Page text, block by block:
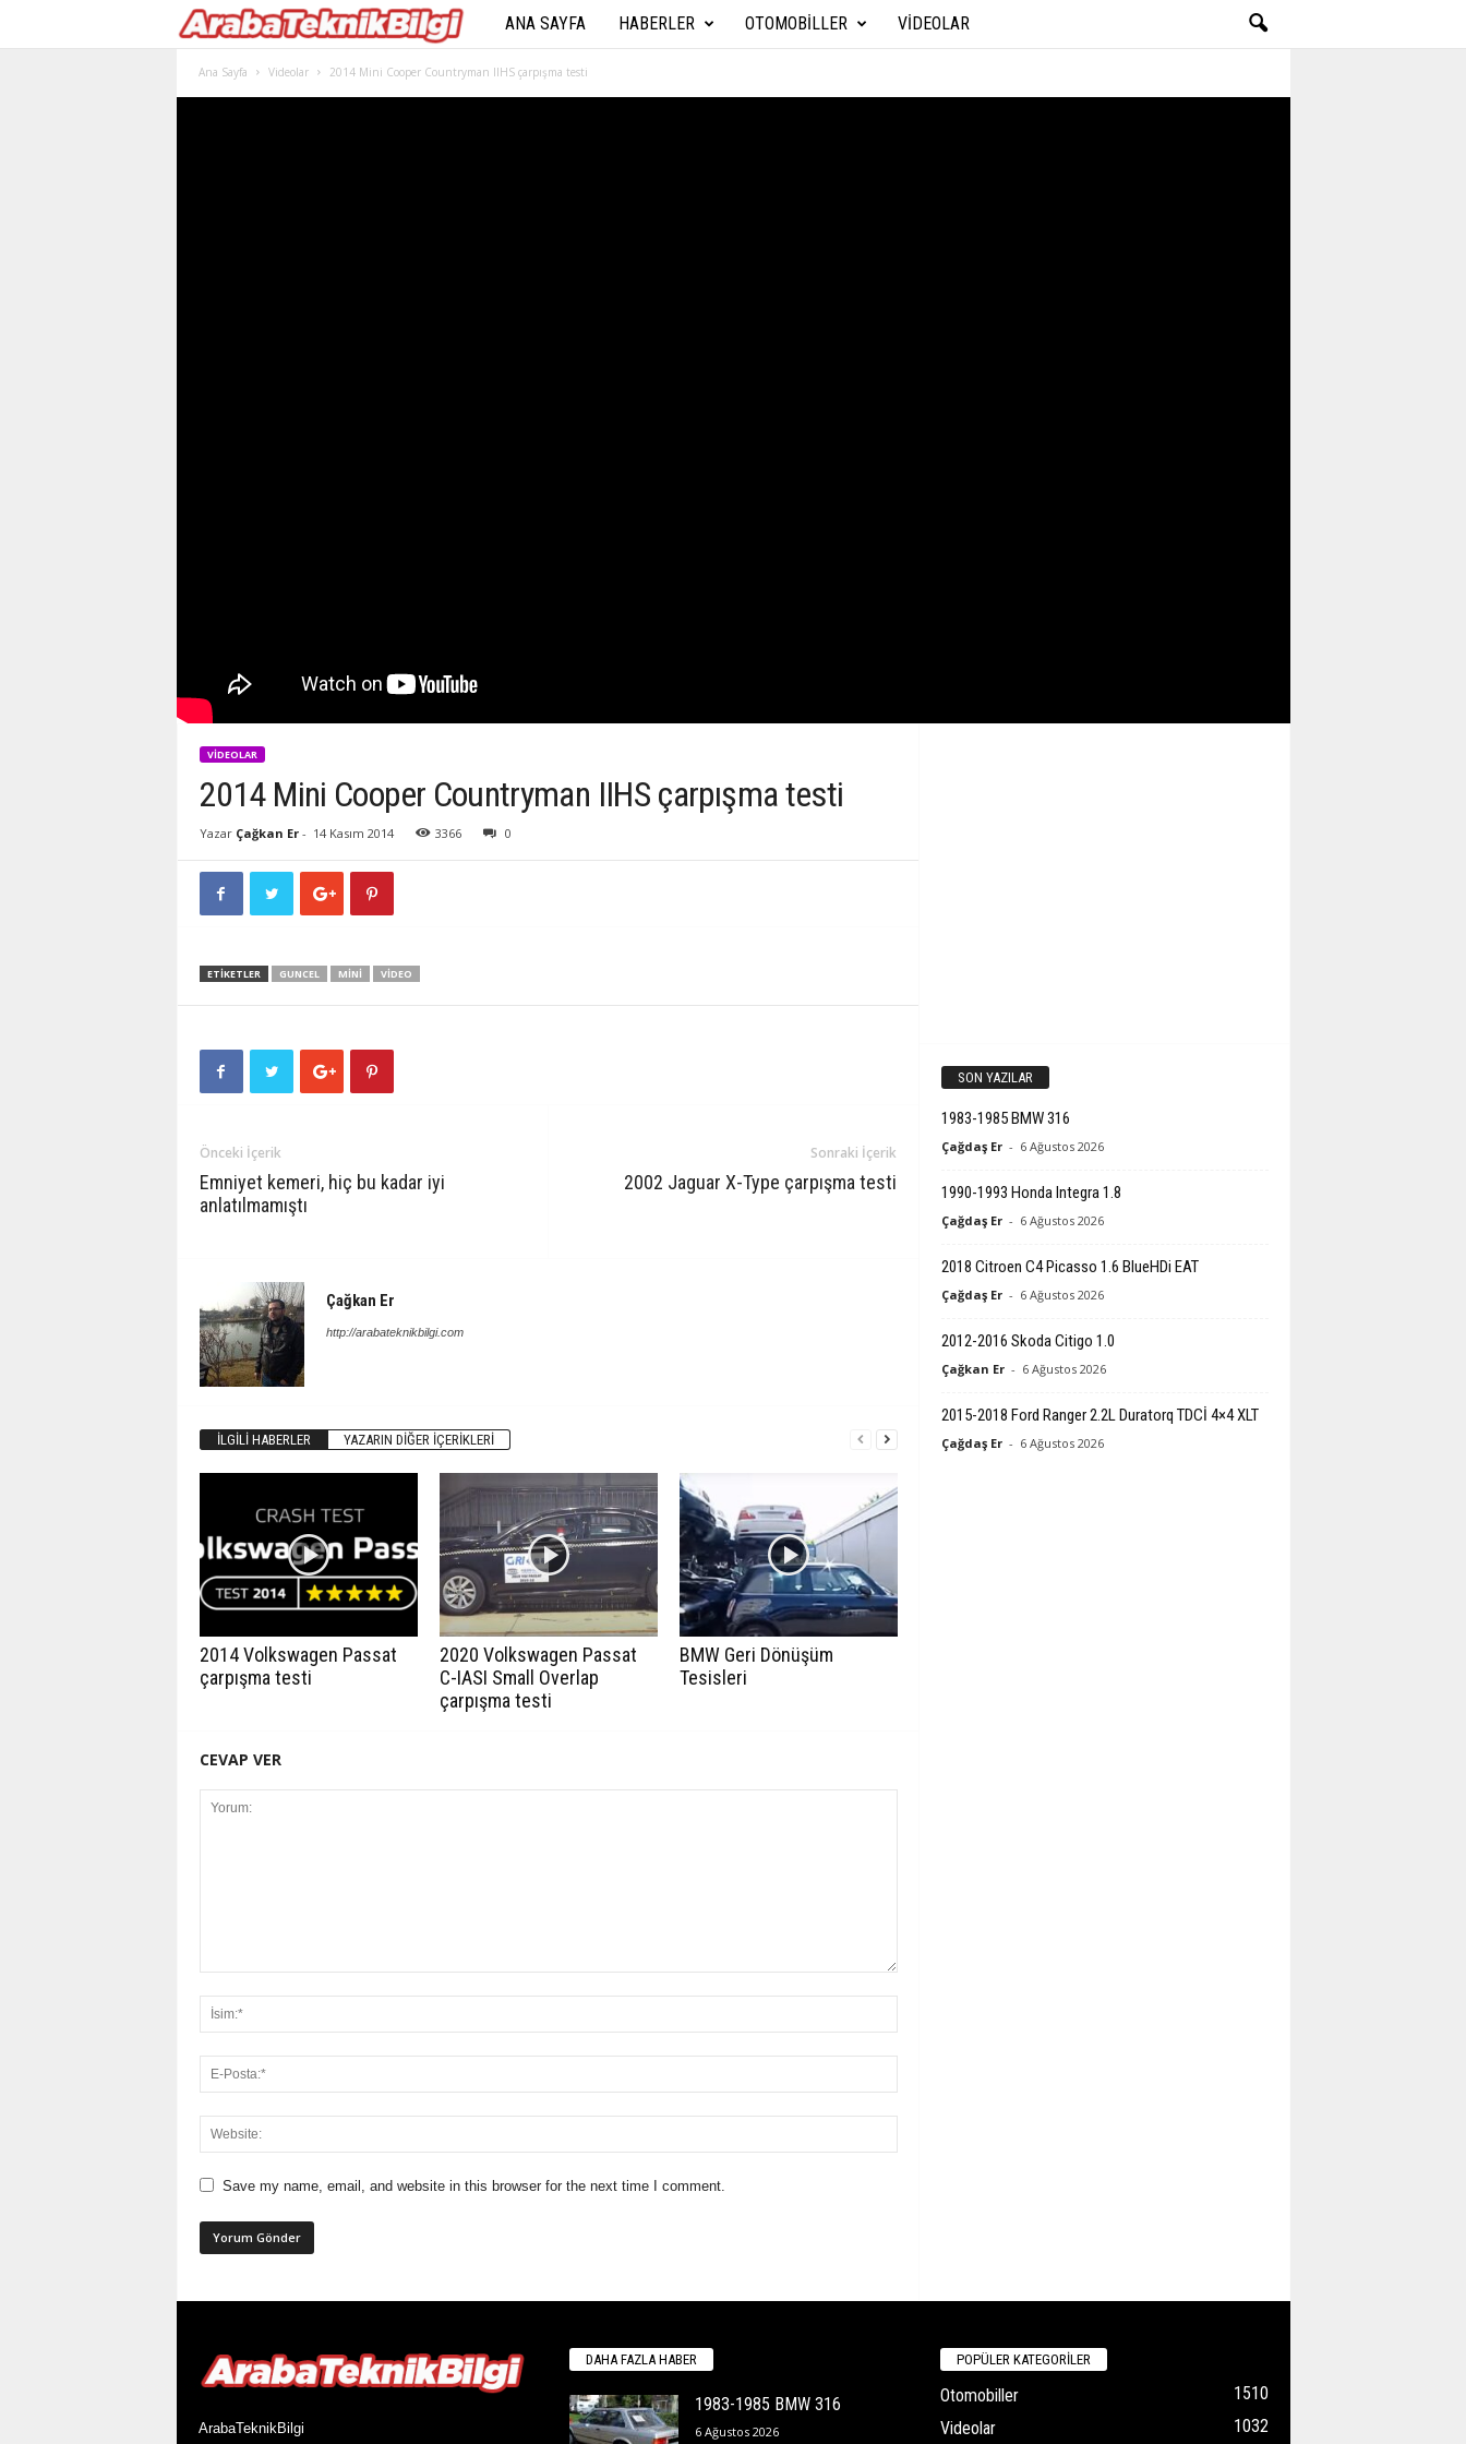
r
ANA SAYFA HABERLER OTOMOBILLER VIDEOLAR
Ana Sayfa Videolar 2014 Mini Cooper Countryman IIHS çarpışma testi
VIDEOLAR
2014 Mini Cooper Countryman IIHS çarpışma testi
Yazar Çağkan Er- 14 Kasım 2014 3366 0
ETIKETLER GUNCEL MINI VIDEO
Önceki İçerik
Emniyet kemeri, hiç bu kadar iyi
anlatılmamıştı
Sonraki İçerik
2002 Jaguar X-Type çarpışma testi
Çağkan Er
http://arabateknikbilgi.com
İLGILI HABERLER YAZARIN DIĞER İÇERIKLERI
2014 Volkswagen Passat
çarpışma testi
2020 Volkswagen Passat
C-IASI Small Overlap
çarpışma testi
BMW Geri Dönüşüm
Tesisleri
CEVAP VER
Save my name, email, and website in this browser for the next time I comment.
SON YAZILAR
1983-1985 BMW 316
Çağdaş Er - 6 Ağustos 2026
1990-1993 Honda Integra 1.8
Çağdaş Er - 6 Ağustos 2026
2018 Citroen C4 Picasso 1.6 BlueHDi EAT
Çağdaş Er - 6 Ağustos 2026
2012-2016 Skoda Citigo 1.0
Çağkan Er - 6 Ağustos 2026
2015-2018 Ford Ranger 2.2L Duratorq TDCİ 4×4 XLT
Çağdaş Er - 6 Ağustos 2026
ArabaTeknikBilgi
DAHA FAZLA HABER
1983-1985 BMW 316
6 Ağustos 2026
POPÜLER KATEGORİLER
Otomobiller
1510
Videolar
1032